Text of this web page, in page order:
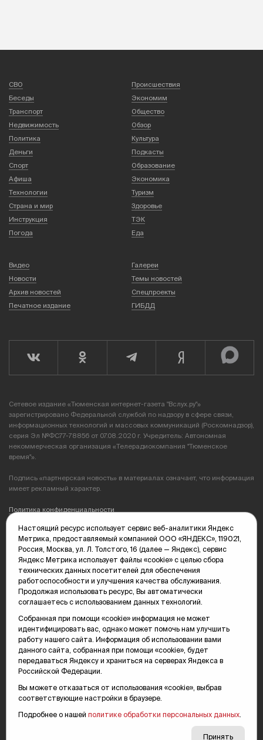
СВО
Происшествия
Беседы
Экономим
Транспорт
Общество
Недвижимость
Обзор
Политика
Культура
Деньги
Подкасты
Спорт
Образование
Афиша
Экономика
Технологии
Туризм
Страна и мир
Здоровье
Инструкция
ТЭК
Погода
Еда
Видео
Галереи
Новости
Темы новостей
Архив новостей
Спецпроекты
Печатное издание
ГИБДД
Сетевое издание «Тюменская интернет-газета "Вслух.ру"»
зарегистрировано Федеральной службой по надзору в сфере связи,
информационных технологий и массовых коммуникаций (Роскомнадзор),
серия Эл №ФС77-78856 от 07.08.2020 г. Учредитель: Автономная
некоммерческая организация «Телерадиокомпания "Тюменское
время"».
Подпись «партнерская новость» в материалах означает, что информация
имеет рекламный характер.
Политика конфиденциальности
Редакция: 625035, Тюмень, пр. Геологоразведчиков, 28А
(3452) 68-89-05
edit@vsluh.ru
Главный редактор: Панкина Т.Ю.
kika@vsluh.ru
По вопросам рекламы:
(3452) 68-89-78
kotovaev@sibinformburo.ru
mim@vsluh.ru
16+
Настоящий ресурс использует сервис веб-аналитики Яндекс
Метрика, предоставляемый компанией ООО «ЯНДЕКС», 119021,
Россия, Москва, ул. Л. Толстого, 16 (далее — Яндекс), сервис
Яндекс Метрика использует файлы «cookie» с целью сбора
технических данных посетителей для обеспечения
работоспособности и улучшения качества обслуживания.
Продолжая использовать ресурс, Вы автоматически
соглашаетесь с использованием данных технологий.
Собранная при помощи «cookie» информация не может
идентифицировать вас, однако может помочь нам улучшить
работу нашего сайта. Информация об использовании вами
данного сайта, собранная при помощи «cookie», будет
передаваться Яндексу и храниться на серверах Яндекса в
Российской Федерации.
Вы можете отказаться от использования «cookie», выбрав
соответствующие настройки в браузере.
Подробнее о нашей политике обработки персональных данных
Принять